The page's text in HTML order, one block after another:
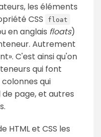
les éléments
CSS
float
en anglais floats)
Autrement
C'est ainsi qu'on
qui font
qui
page, et autres
HTML et CSS les